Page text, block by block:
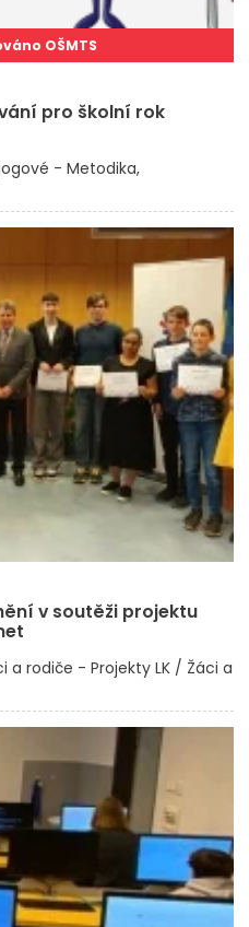
OŠMTS
pro školní rok
- Metodika
v soutěži projektu
a rodiče - Projekty LK / Žáci a